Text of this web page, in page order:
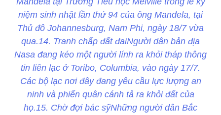
niệm sinh nhật lần thứ 94 của ông Mandela, tại
Thủ đô Johannesburg, Nam Phi, ngày 18/7 vừa
qua.14. Tranh chấp đất đaiNgười dân bản địa
Nasa đang kéo một người lính ra khỏi tháp thông
tin liên lạc ở Toribo, Columbia, vào ngày 17/7.
Các bộ lạc nơi đây đang yêu cầu lực lượng an
ninh và phiến quân cánh tả ra khỏi đất của
họ.15. Chờ đợi bác sỹNhững người dân Bắc